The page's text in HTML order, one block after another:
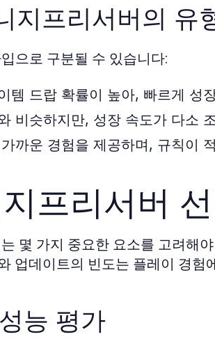
지프리서버의 유
으로 구분될 수 있습니다:
템 드랍 확률이 높아, 빠르게 성
비슷하지만, 성장 속도가 다소
까운 경험을 제공하며, 규칙이
프리서버
몇 가지 중요한 요소를 고려해
업데이트의 빈도는 플레이 경험
능 평가